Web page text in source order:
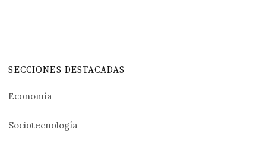
SECCIONES DESTACADAS
Economía
Sociotecnología